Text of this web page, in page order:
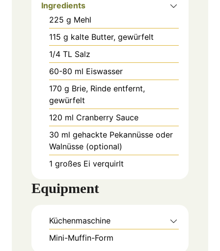
Ingredients
225 g Mehl
115 g kalte Butter, gewürfelt
1/4 TL Salz
60-80 ml Eiswasser
170 g Brie, Rinde entfernt,
gewürfelt
120 ml Cranberry Sauce
30 ml gehackte Pekannüsse oder
Walnüsse (optional)
1 großes Ei verquirlt
Equipment
Küchenmaschine
Mini-Muffin-Form